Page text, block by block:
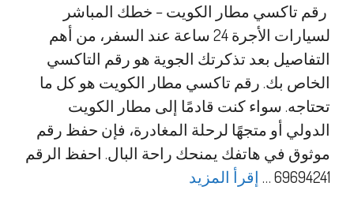
رقم تاكسي مطار الكويت – خطك المباشر
لسيارات الأجرة 24 ساعة عند السفر، من أهم
التفاصيل بعد تذكرتك الجوية هو رقم التاكسي
الخاص بك. رقم تاكسي مطار الكويت هو كل ما
تحتاجه. سواء كنت قادمًا إلى مطار الكويت
الدولي أو متجهًا لرحلة المغادرة، فإن حفظ رقم
موثوق في هاتفك يمنحك راحة البال. احفظ الرقم
69694241 …
إقرأ المزيد